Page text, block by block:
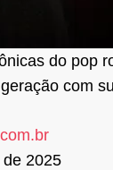
do pop
com
2025